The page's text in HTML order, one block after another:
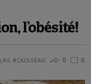
l’obésité!
ROUSSEAU 0 0